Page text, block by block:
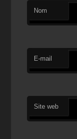
Nom
E-mail
Site web